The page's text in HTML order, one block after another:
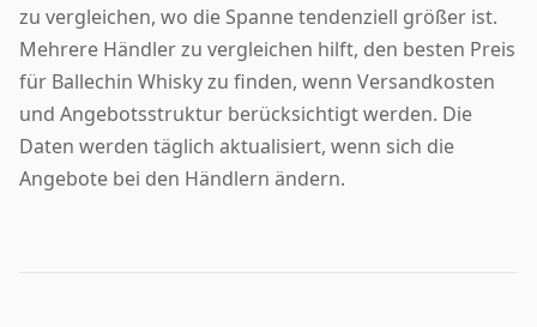
zu vergleichen, wo die Spanne tendenziell größer ist.
Mehrere Händler zu vergleichen hilft, den besten Preis
für Ballechin Whisky zu finden, wenn Versandkosten
und Angebotsstruktur berücksichtigt werden. Die
Daten werden täglich aktualisiert, wenn sich die
Angebote bei den Händlern ändern.